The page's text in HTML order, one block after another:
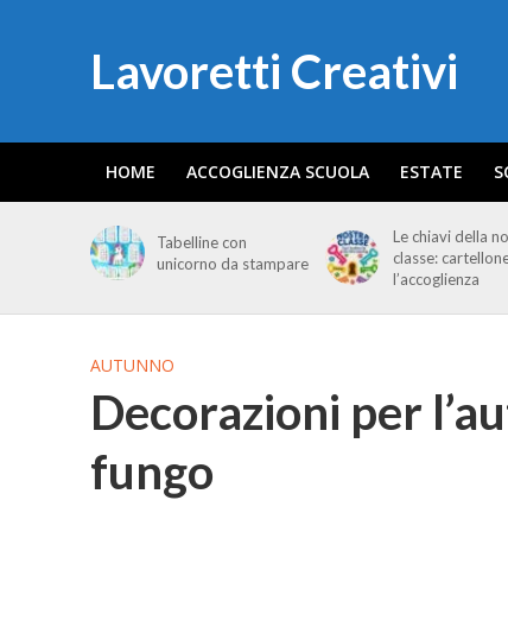
Lavoretti Creativi
HOME ACCOGLIENZA SCUOLA ESTATE
Tabelline con
unicorno da stampare
Le chiavi della
classe:
l’accoglienza
AUTUNNO
Decorazioni per
fungo